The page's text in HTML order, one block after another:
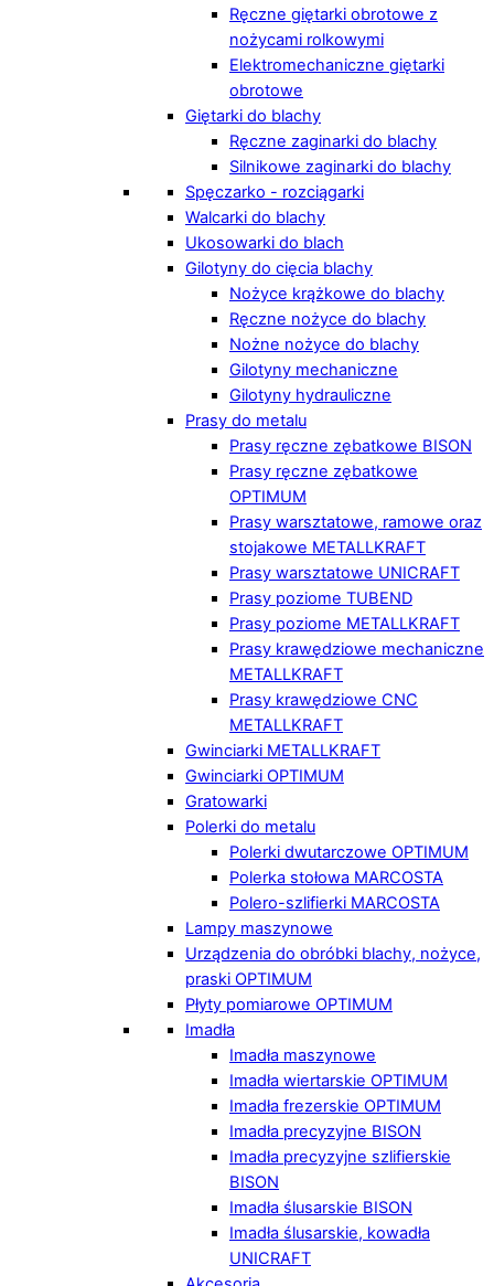
Ręczne giętarki obrotowe z
nożycami rolkowymi
Elektromechaniczne giętarki
obrotowe
Giętarki do blachy
Ręczne zaginarki do blachy
Silnikowe zaginarki do blachy
Spęczarko - rozciągarki
Walcarki do blachy
Ukosowarki do blach
Gilotyny do cięcia blachy
Nożyce krążkowe do blachy
Ręczne nożyce do blachy
Nożne nożyce do blachy
Gilotyny mechaniczne
Gilotyny hydrauliczne
Prasy do metalu
Prasy ręczne zębatkowe BISON
Prasy ręczne zębatkowe
OPTIMUM
Prasy warsztatowe, ramowe oraz
stojakowe METALLKRAFT
Prasy warsztatowe UNICRAFT
Prasy poziome TUBEND
Prasy poziome METALLKRAFT
Prasy krawędziowe mechaniczne
METALLKRAFT
Prasy krawędziowe CNC
METALLKRAFT
Gwinciarki METALLKRAFT
Gwinciarki OPTIMUM
Gratowarki
Polerki do metalu
Polerki dwutarczowe OPTIMUM
Polerka stołowa MARCOSTA
Polero-szlifierki MARCOSTA
Lampy maszynowe
Urządzenia do obróbki blachy, nożyce,
praski OPTIMUM
Płyty pomiarowe OPTIMUM
Imadła
Imadła maszynowe
Imadła wiertarskie OPTIMUM
Imadła frezerskie OPTIMUM
Imadła precyzyjne BISON
Imadła precyzyjne szlifierskie
BISON
Imadła ślusarskie BISON
Imadła ślusarskie, kowadła
UNICRAFT